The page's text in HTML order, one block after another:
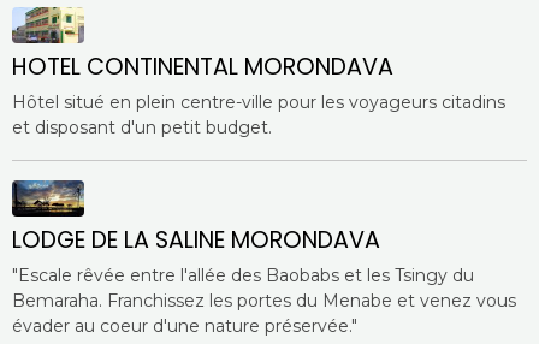
HOTEL CONTINENTAL MORONDAVA
Hôtel situé en plein centre-ville pour les voyageurs citadins
et disposant d'un petit budget.
LODGE DE LA SALINE MORONDAVA
"Escale rêvée entre l'allée des Baobabs et les Tsingy du
Bemaraha. Franchissez les portes du Menabe et venez vous
évader au coeur d'une nature préservée."